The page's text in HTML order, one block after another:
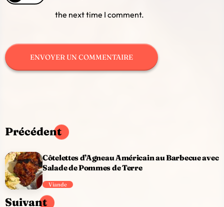
the next time I comment.
Précédent
Côtelettes d’Agneau Américain au Barbecue avec
Salade de Pommes de Terre
Viande
Suivant